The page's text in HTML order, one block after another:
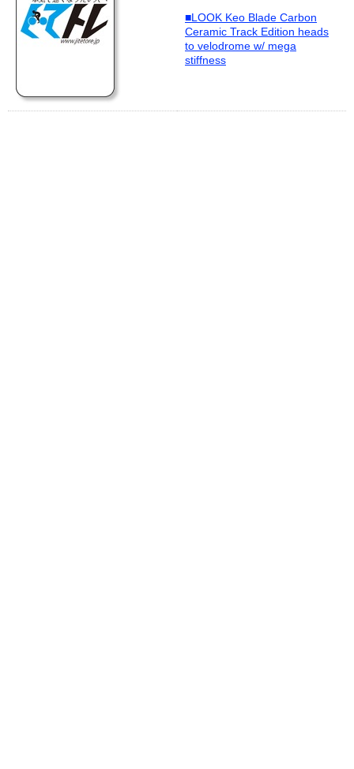
■LOOK Keo Blade Carbon
Ceramic Track Edition heads
to velodrome w/ mega
stiffness